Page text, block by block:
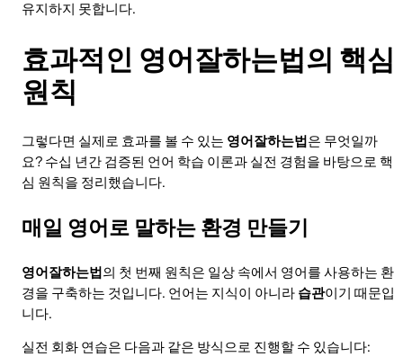
유지하지 못합니다.
효과적인 영어잘하는법의 핵심
원칙
그렇다면 실제로 효과를 볼 수 있는 영어잘하는법은 무엇일까
요? 수십 년간 검증된 언어 학습 이론과 실전 경험을 바탕으로 핵
심 원칙을 정리했습니다.
매일 영어로 말하는 환경 만들기
영어잘하는법의 첫 번째 원칙은 일상 속에서 영어를 사용하는 환
경을 구축하는 것입니다. 언어는 지식이 아니라 습관이기 때문입
니다.
실전 회화 연습은 다음과 같은 방식으로 진행할 수 있습니다: